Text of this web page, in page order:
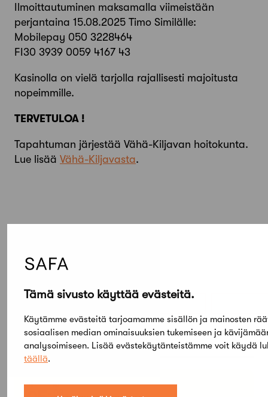
Tämä sivusto käyttää evästeitä.
Käytämme evästeitä tarjoamamme sisällön ja mainosten
sosiaalisen median ominaisuuksien tukemiseen ja
analysoimiseen. Lisää evästekäytänteistämme voit käydä
täällä.
Ilmoittautuminen maksamalla viimeistään
perjantaina 15.08.2025 Timo Similälle:
Mobilepay 050 3228464
FI30 3939 0059 4167 43
Kasinolla on vielä tarjolla rajallisesti majoitusta
nopeimmille.
TERVETULOA !
Tapahtuman järjestää Vähä-Kiljavan hoitokunta.
Lue lisää Vähä-Kiljavasta.
Elokuu,
2026
Etsi tapahtumista
PE SU